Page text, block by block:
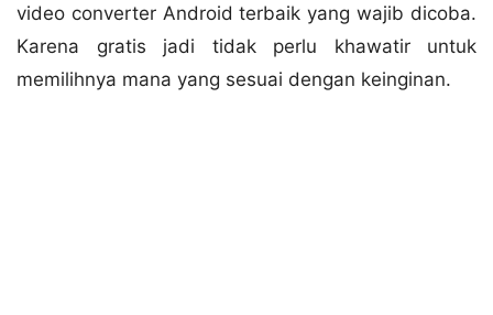
video converter Android terbaik yang wajib dicoba.
Karena gratis jadi tidak perlu khawatir untuk
memilihnya mana yang sesuai dengan keinginan.